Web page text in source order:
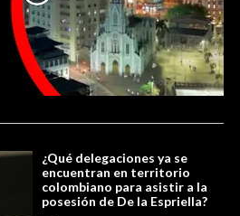
¿Qué delegaciones ya se
encuentran en territorio
colombiano para asistir a la
posesión de De la Espriella?